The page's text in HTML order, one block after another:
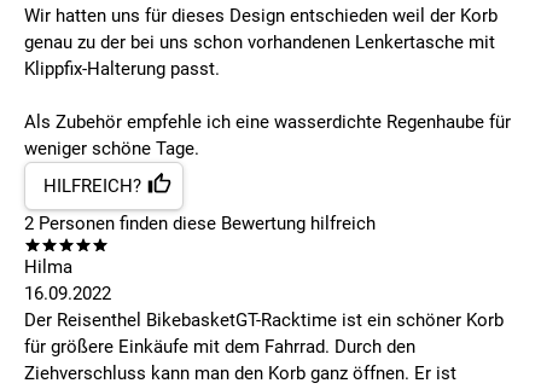
Wir hatten uns für dieses Design entschieden weil der Korb
genau zu der bei uns schon vorhandenen Lenkertasche mit
Klippfix-Halterung passt.
Als Zubehör empfehle ich eine wasserdichte Regenhaube für
weniger schöne Tage.
HILFREICH?
2 Personen finden diese Bewertung hilfreich
Hilma
16.09.2022
Der Reisenthel BikebasketGT-Racktime ist ein schöner Korb
für größere Einkäufe mit dem Fahrrad. Durch den
Ziehverschluss kann man den Korb ganz öffnen. Er ist